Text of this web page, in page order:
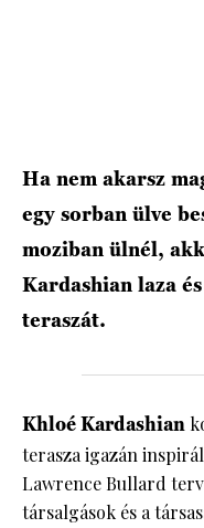
Ha nem akarsz
egy sorban ülve
moziban ülnél,
Kardashian laza
teraszát.
Khloé Kardashian
terasza igazán
Lawrence Bullard
társalgások és a